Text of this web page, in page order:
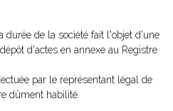
durée de la société fait l'objet d'une
d'actes en annexe au Registre
par le représentant légal de
dûment habilité.